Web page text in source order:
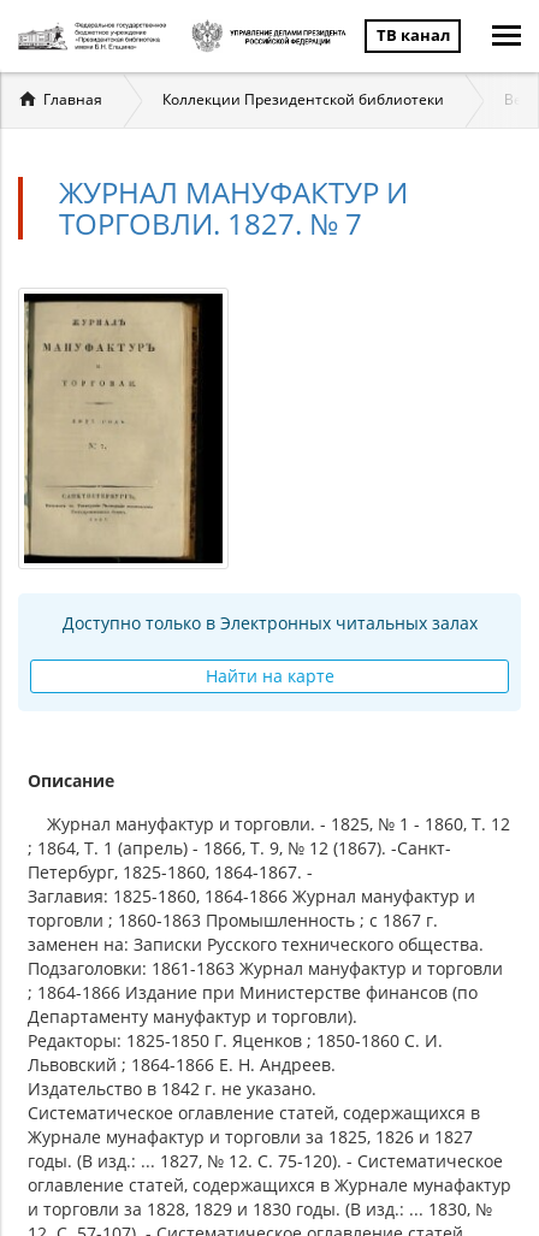
ТВ канал
Вы
здесь
Главная Коллекции Президентской библиотеки
ЖУРНАЛ МАНУФАКТУР И
ТОРГОВЛИ. 1827. № 7
Доступно только в Электронных читальных залах
Найти на карте
Описание
Журнал мануфактур и торговли. - 1825, № 1 - 1860, Т. 12
; 1864, Т. 1 (апрель) - 1866, Т. 9, № 12 (1867). -Санкт-
Петербург, 1825-1860, 1864-1867. -
Заглавия: 1825-1860, 1864-1866 Журнал мануфактур и
торговли ; 1860-1863 Промышленность ; с 1867 г.
заменен на: Записки Русского технического общества.
Подзаголовки: 1861-1863 Журнал мануфактур и торговли
; 1864-1866 Издание при Министерстве финансов (по
Департаменту мануфактур и торговли).
Редакторы: 1825-1850 Г. Яценков ; 1850-1860 С. И.
Львовский ; 1864-1866 Е. Н. Андреев.
Издательство в 1842 г. не указано.
Систематическое оглавление статей, содержащихся в
Журнале мунафактур и торговли за 1825, 1826 и 1827
годы. (В изд.: ... 1827, № 12. С. 75-120). - Систематическое
оглавление статей, содержащихся в Журнале мунафактур
и торговли за 1828, 1829 и 1830 годы. (В изд.: ... 1830, №